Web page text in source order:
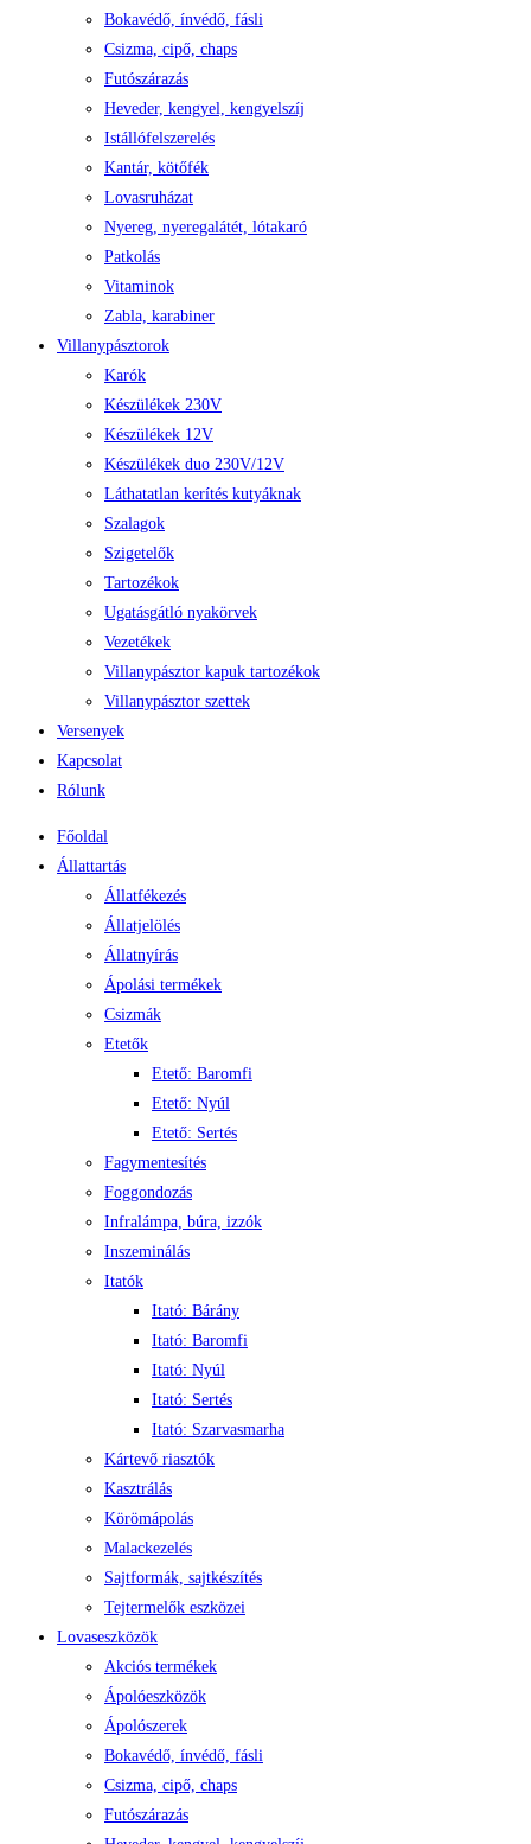
Bokavédő, ínvédő, fásli
Csizma, cipő, chaps
Futószárazás
Heveder, kengyel, kengyelszíj
Istállófelszerelés
Kantár, kötőfék
Lovasruházat
Nyereg, nyeregalátét, lótakaró
Patkolás
Vitaminok
Zabla, karabiner
Villanypásztorok
Karók
Készülékek 230V
Készülékek 12V
Készülékek duo 230V/12V
Láthatatlan kerítés kutyáknak
Szalagok
Szigetelők
Tartozékok
Ugatásgátló nyakörvek
Vezetékek
Villanypásztor kapuk tartozékok
Villanypásztor szettek
Versenyek
Kapcsolat
Rólunk
Főoldal
Állattartás
Állatfékezés
Állatjelölés
Állatnyírás
Ápolási termékek
Csizmák
Etetők
Etető: Baromfi
Etető: Nyúl
Etető: Sertés
Fagymentesítés
Foggondozás
Infralámpa, búra, izzók
Inszeminálás
Itatók
Itató: Bárány
Itató: Baromfi
Itató: Nyúl
Itató: Sertés
Itató: Szarvasmarha
Kártevő riasztók
Kasztrálás
Körömápolás
Malackezelés
Sajtformák, sajtkészítés
Tejtermelők eszközei
Lovaseszközök
Akciós termékek
Ápolóeszközök
Ápolószerek
Bokavédő, ínvédő, fásli
Csizma, cipő, chaps
Futószárazás